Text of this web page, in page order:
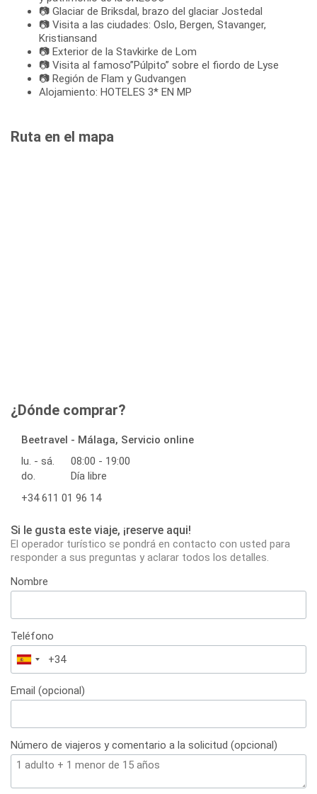
📷 Glaciar de Briksdal, brazo del glaciar Jostedal
📷 Visita a las ciudades: Oslo, Bergen, Stavanger,
Kristiansand
📷 Exterior de la Stavkirke de Lom
📷 Visita al famoso”Púlpito” sobre el fiordo de Lyse
📷 Región de Flam y Gudvangen
Alojamiento: HOTELES 3* EN MP
Ruta en el mapa
¿Dónde comprar?
Beetravel - Málaga, Servicio online
lu. - sá.
08:00 - 19:00
do.
Día libre
+34 611 01 96 14
Si le gusta este viaje, ¡reserve aqui!
El operador turístico se pondrá en contacto con usted para
responder a sus preguntas y aclarar todos los detalles.
Nombre
Teléfono
España
+34
Email (opcional)
Número de viajeros y comentario a la solicitud (opcional)